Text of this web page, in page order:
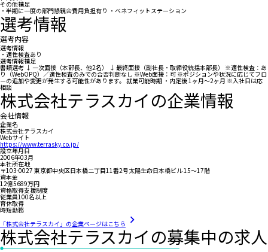
その他補足
・半期に一度の部門懇親会費用負担有り ・ベネフィットステーション
選考情報
選考内容
選考情報
・適性検査あり
選考情報補足
書類選考 ↓ 一次面接（本部長、他2名） ↓ 最終面接（副社長・取締役統括本部長） ※適性検査：あ
り（WebOPQ）／適性検査のみでの合否判断なし ※Web面接：可 ※ポジションや状況に応じてフロ
ーの追加や変更が発生する可能性があります。 就業可能時期 ・内定後 1ヶ月～2ヶ月 ※入社日は応
相談
株式会社テラスカイの企業情報
会社情報
企業名
株式会社テラスカイ
Webサイト
https://www.terrasky.co.jp/
設立年月日
2006年03月
本社所在地
〒103-0027 東京都中央区日本橋二丁目11番2号太陽生命日本橋ビル 15～17階
資本金
12億5689万円
資格取得支援制度
従業員100名以上
育休取得
時短勤務
「株式会社テラスカイ」の企業ページはこちら
株式会社テラスカイの募集中の求人